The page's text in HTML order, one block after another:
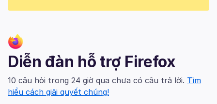
Diễn đàn hỗ trợ Firefox
10 câu hỏi trong 24 giờ qua chưa có câu trả lời. Tìm
hiểu cách giải quyết chúng!